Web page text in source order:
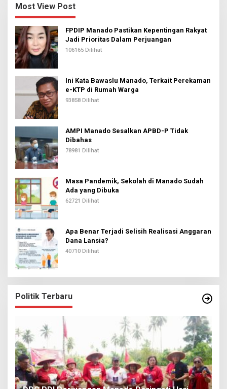
Most View Post
FPDIP Manado Pastikan Kepentingan Rakyat
Jadi Prioritas Dalam Perjuangan
106165 Dilihat
Ini Kata Bawaslu Manado, Terkait Perekaman
e-KTP di Rumah Warga
93858 Dilihat
AMPI Manado Sesalkan APBD-P Tidak
Dibahas
78981 Dilihat
Masa Pandemik, Sekolah di Manado Sudah
Ada yang Dibuka
62721 Dilihat
Apa Benar Terjadi Selisih Realisasi Anggaran
Dana Lansia?
40710 Dilihat
Politik Terbaru